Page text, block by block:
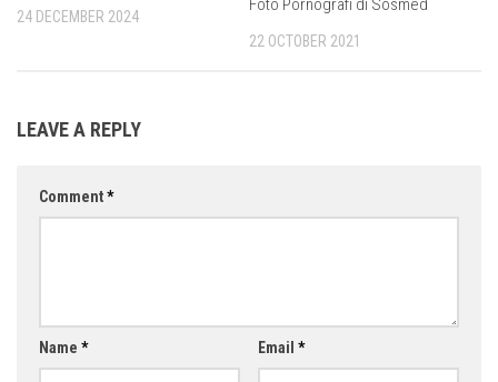
24 DECEMBER 2024
Foto Pornografi di Sosmed
22 OCTOBER 2021
LEAVE A REPLY
Comment*
Name * Email *